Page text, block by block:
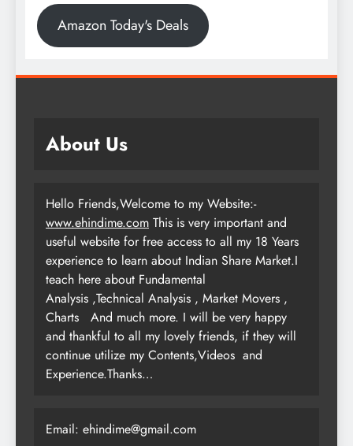
Amazon Today's Deals
About Us
Hello Friends,Welcome to my Website:-
www.ehindime.com This is very important and
useful website for free access to all my 18 Years
experience to learn about Indian Share Market.I
teach here about Fundamental
Analysis ,Technical Analysis , Market Movers ,
Charts
And much more. I will be very happy
and thankful to all my lovely friends, if they will
continue utilize my Contents,Videos and
Experience.Thanks…
Email: ehindime@gmail.com